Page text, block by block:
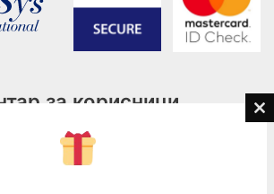
за корисници
076945497; 076945498
contact@loveguru.mk